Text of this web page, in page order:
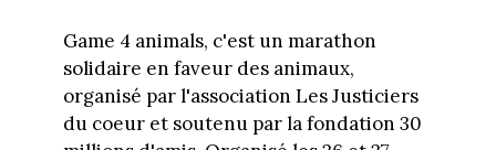
Game 4 animals, c'est un marathon
solidaire en faveur des animaux,
organisé par l'association Les Justiciers
du coeur et soutenu par la fondation 30